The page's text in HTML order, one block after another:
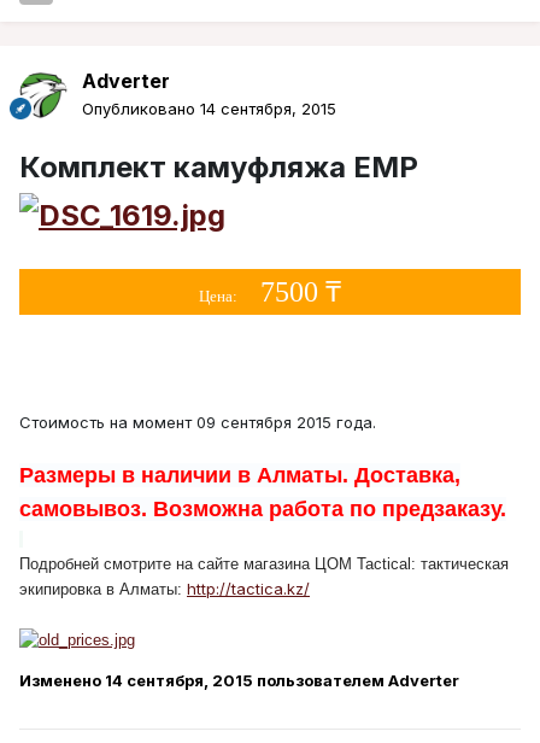
Adverter
Опубликовано 14 сентября, 2015
Комплект камуфляжа ЕМР
Цена: 7500 ₸
Стоимость на момент 09 сентября 2015 года.
Размеры в наличии в Алматы. Доставка,
самовывоз. Возможна работа по предзаказу.
Подробней смотрите на сайте магазина ЦОМ Tactical: тактическая
экипировка в Алматы: http://tactica.kz/
Изменено 14 сентября, 2015 пользователем Adverter